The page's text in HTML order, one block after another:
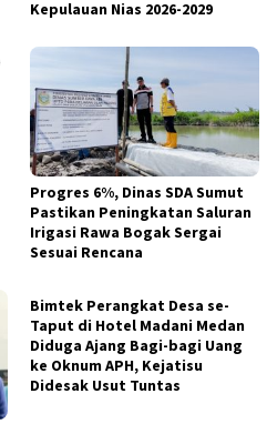
Kepulauan Nias 2026-2029
Progres 6%, Dinas SDA Sumut
Pastikan Peningkatan Saluran
Irigasi Rawa Bogak Sergai
Sesuai Rencana
Bimtek Perangkat Desa se-
Taput di Hotel Madani Medan
Diduga Ajang Bagi-bagi Uang
ke Oknum APH, Kejatisu
Didesak Usut Tuntas